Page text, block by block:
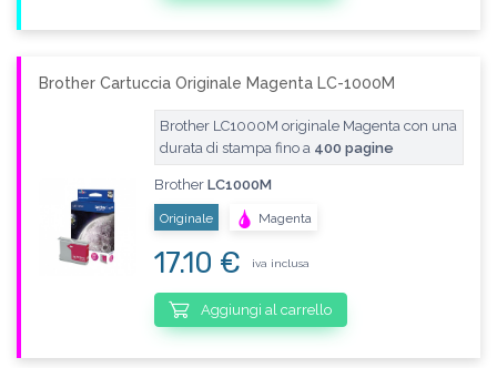
Brother Cartuccia Originale Magenta LC-1000M
Brother LC1000M originale Magenta con una
durata di stampa fino a 400 pagine
Brother LC1000M
Originale Magenta
17.10 € iva inclusa
Aggiungi al carrello